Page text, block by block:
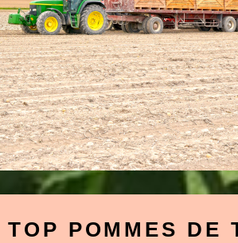
TOP POMMES DE